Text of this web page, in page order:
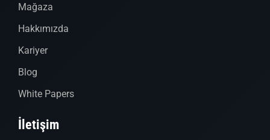
Mağaza
Hakkımızda
Kariyer
Blog
White Papers
İletişim